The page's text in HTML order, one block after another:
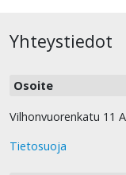
Yhteystiedot
Osoite
Vilhonvuorenkatu 11
Tietosuoja